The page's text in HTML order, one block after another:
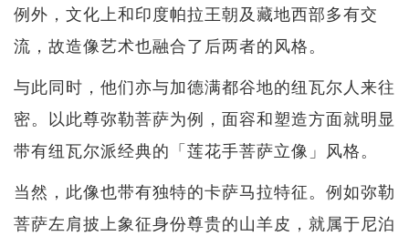
例外，文化上和印度帕拉王朝及藏地西部多有交
流，故造像艺术也融合了后两者的风格。
与此同时，他们亦与加德满都谷地的纽瓦尔人来往
密。以此尊弥勒菩萨为例，面容和塑造方面就明显
带有纽瓦尔派经典的「莲花手菩萨立像」风格。
当然，此像也带有独特的卡萨马拉特征。例如弥勒
菩萨左肩披上象征身份尊贵的山羊皮，就属于尼泊